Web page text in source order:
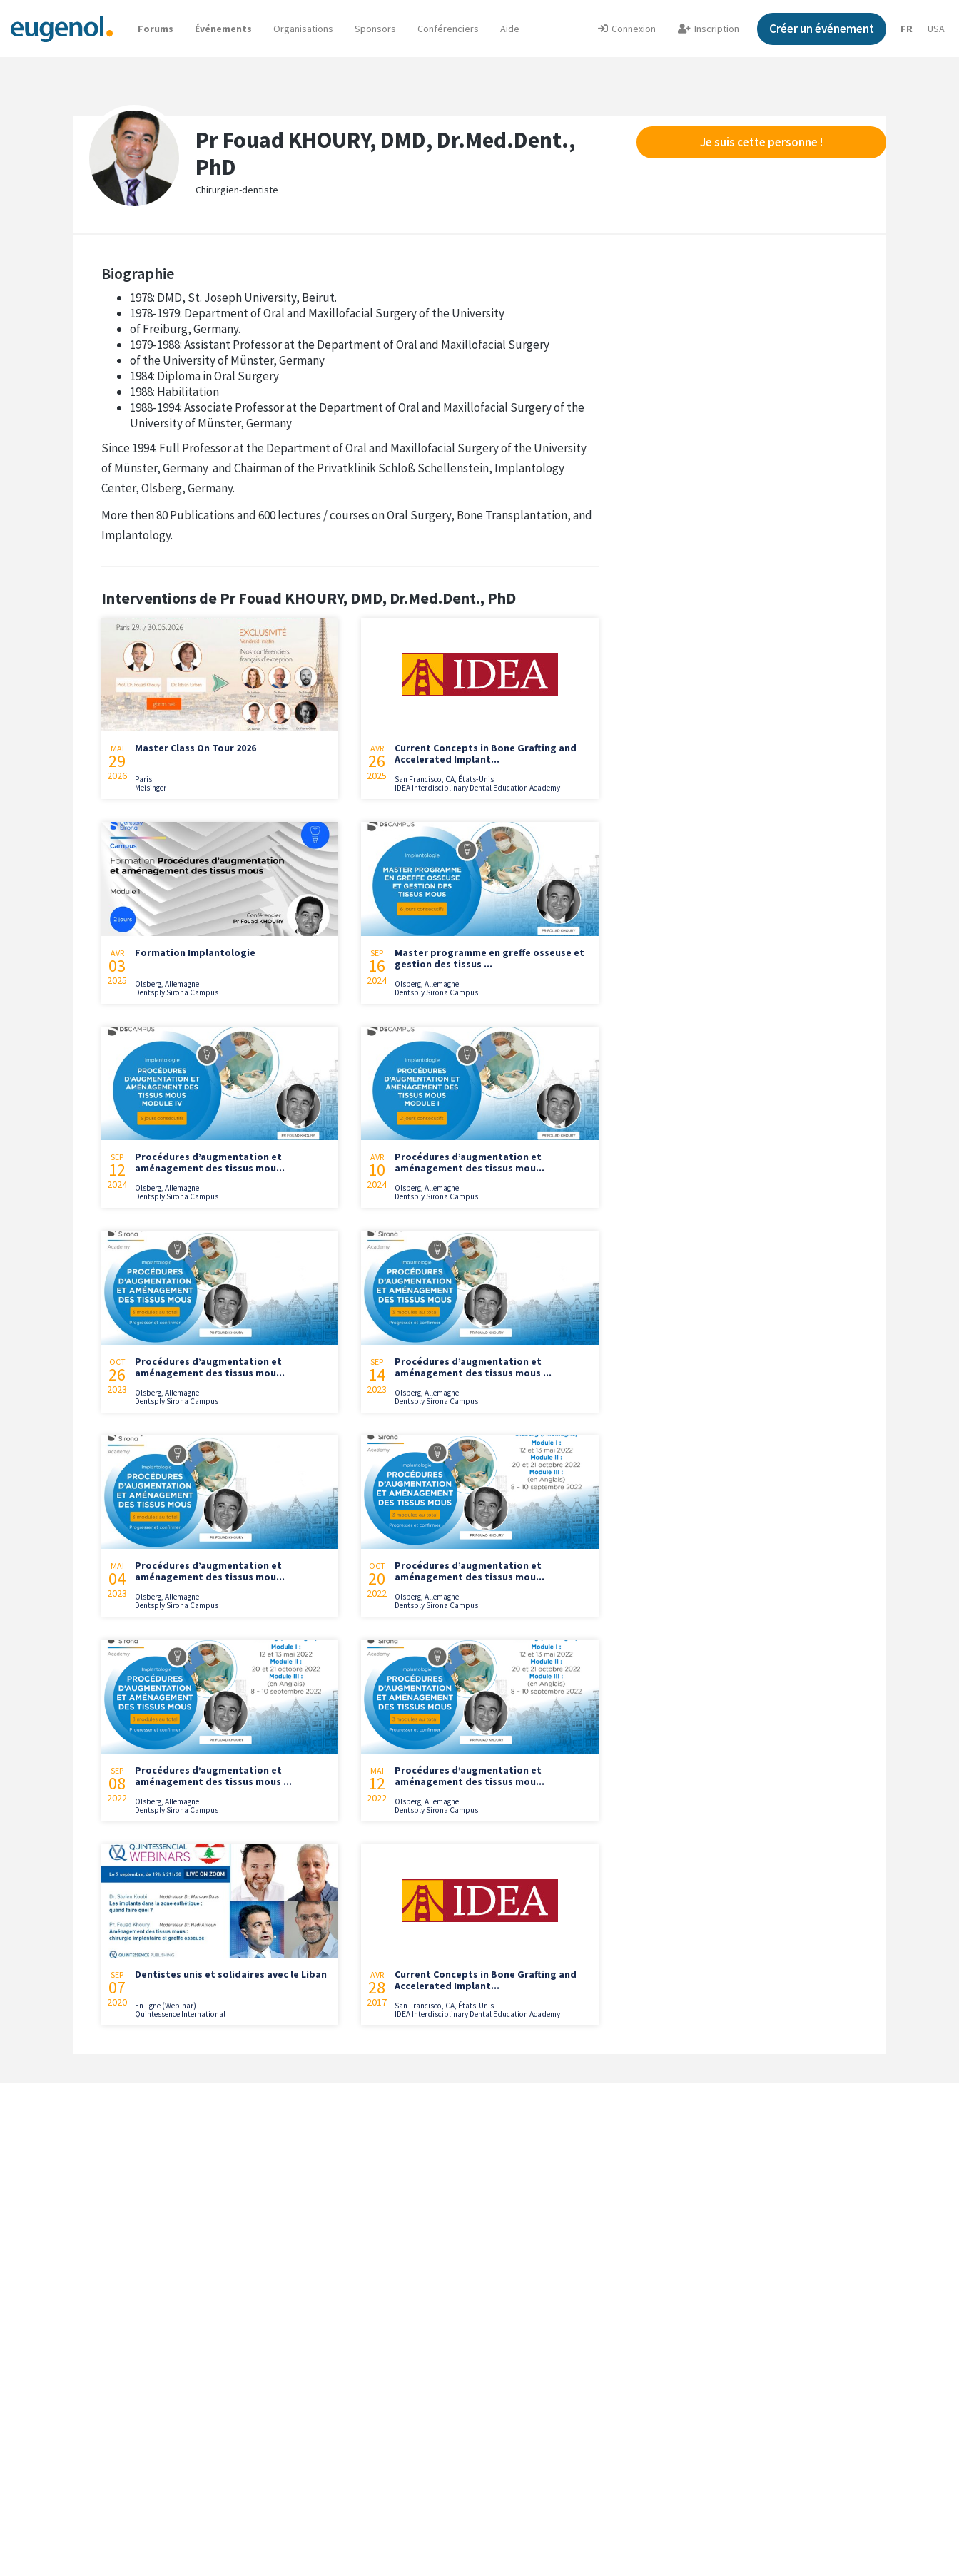
Forums Événements Organisations Sponsors Conférenciers Aide Connexion Inscription Créer un événement FR USA
Pr Fouad KHOURY, DMD, Dr.Med.Dent.,
PhD
Chirurgien-dentiste
Je suis cette personne !
Biographie
1978: DMD, St. Joseph University, Beirut.
1978-1979: Department of Oral and Maxillofacial Surgery of the University
of Freiburg, Germany.
1979-1988: Assistant Professor at the Department of Oral and Maxillofacial Surgery
of the University of Münster, Germany
1984: Diploma in Oral Surgery
1988: Habilitation
1988-1994: Associate Professor at the Department of Oral and Maxillofacial Surgery of the
University of Münster, Germany
Since 1994: Full Professor at the Department of Oral and Maxillofacial Surgery of the University
of Münster, Germany and Chairman of the Privatklinik Schloß Schellenstein, Implantology
Center, Olsberg, Germany.
More then 80 Publications and 600 lectures / courses on Oral Surgery, Bone Transplantation, and
Implantology.
Interventions de Pr Fouad KHOURY, DMD, Dr.Med.Dent., PhD
MAI
29
2026
Master Class On Tour 2026
Paris
Meisinger
AVR
26
2025
Current Concepts in Bone Grafting and
Accelerated Implant...
San Francisco, CA, États-Unis
IDEA Interdisciplinary Dental Education Academy
AVR
03
2025
Formation Implantologie
Olsberg, Allemagne
Dentsply Sirona Campus
SEP
16
2024
Master programme en greffe osseuse et
gestion des tissus ...
Olsberg, Allemagne
Dentsply Sirona Campus
SEP
12
2024
Procédures d’augmentation et
aménagement des tissus mou...
Olsberg, Allemagne
Dentsply Sirona Campus
AVR
10
2024
Procédures d’augmentation et
aménagement des tissus mou...
Olsberg, Allemagne
Dentsply Sirona Campus
OCT
26
2023
Procédures d’augmentation et
aménagement des tissus mou...
Olsberg, Allemagne
Dentsply Sirona Campus
SEP
14
2023
Procédures d’augmentation et
aménagement des tissus mous ...
Olsberg, Allemagne
Dentsply Sirona Campus
MAI
04
2023
Procédures d’augmentation et
aménagement des tissus mou...
Olsberg, Allemagne
Dentsply Sirona Campus
OCT
20
2022
Procédures d’augmentation et
aménagement des tissus mou...
Olsberg, Allemagne
Dentsply Sirona Campus
SEP
08
2022
Procédures d’augmentation et
aménagement des tissus mous ...
Olsberg, Allemagne
Dentsply Sirona Campus
MAI
12
2022
Procédures d’augmentation et
aménagement des tissus mou...
Olsberg, Allemagne
Dentsply Sirona Campus
SEP
07
2020
Dentistes unis et solidaires avec le Liban
En ligne (Webinar)
Quintessence International
AVR
28
2017
Current Concepts in Bone Grafting and
Accelerated Implant...
San Francisco, CA, États-Unis
IDEA Interdisciplinary Dental Education Academy